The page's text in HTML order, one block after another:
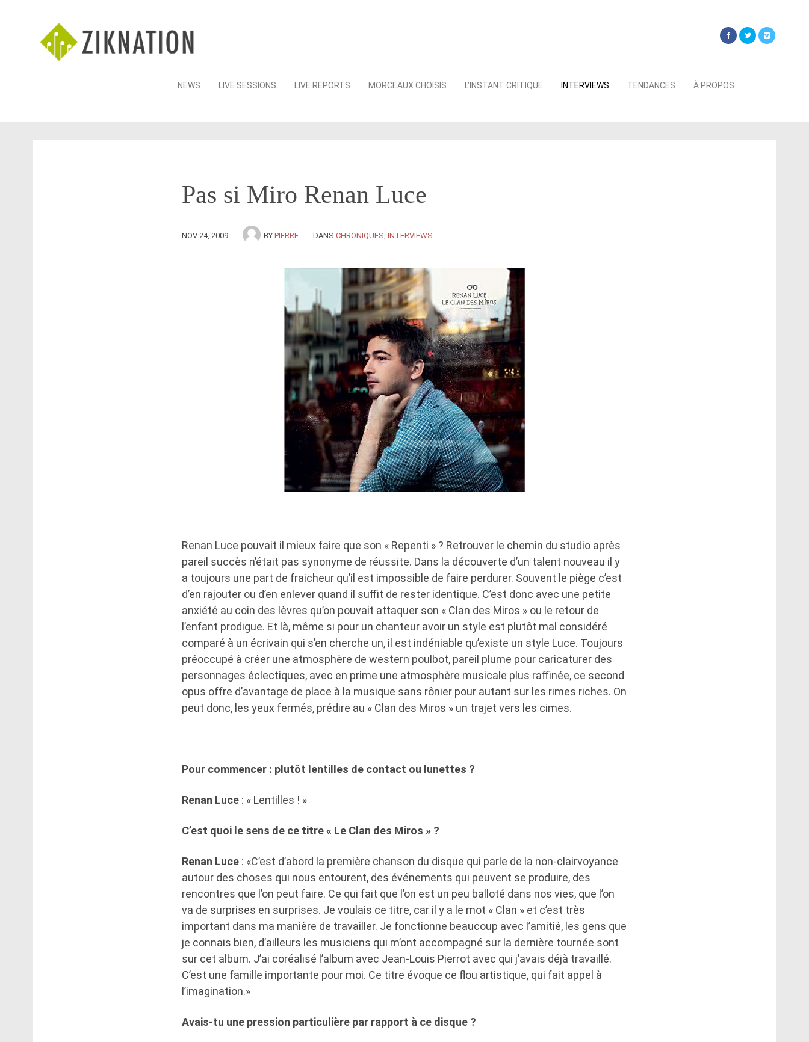
Skip
NEWS LIVE SESSIONS LIVE REPORTS MORCEAUX CHOISIS L’INSTANT CRITIQUE INTERVIEWS TENDANCES À PROPOS
Pas si Miro Renan Luce
NOV 24, 2009 BY PIERRE DANS CHRONIQUES INTERVIEWS
Renan Luce pouvait il mieux faire que son « Repenti » ? Retrouver le chemin du studio après
pareil succès n’était pas synonyme de réussite. Dans la découverte d’un talent nouveau il y
a toujours une part de fraicheur qu’il est impossible de faire perdurer. Souvent le piège c’est
d’en rajouter ou d’en enlever quand il suffit de rester identique. C’est donc avec une petite
anxiété au coin des lèvres qu’on pouvait attaquer son « Clan des Miros » ou le retour de
l’enfant prodigue. Et là, même si pour un chanteur avoir un style est plutôt mal considéré
comparé à un écrivain qui s’en cherche un, il est indéniable qu’existe un style Luce. Toujours
préoccupé à créer une atmosphère de western poulbot, pareil plume pour caricaturer des
personnages éclectiques, avec en prime une atmosphère musicale plus raffinée, ce second
opus offre d’avantage de place à la musique sans rônier pour autant sur les rimes riches. On
peut donc, les yeux fermés, prédire au « Clan des Miros » un trajet vers les cimes.
Pour commencer : plutôt lentilles de contact ou lunettes ?
Renan Luce : « Lentilles ! »
C’est quoi le sens de ce titre « Le Clan des Miros » ?
Renan Luce : «C’est d’abord la première chanson du disque qui parle de la non-clairvoyance
autour des choses qui nous entourent, des événements qui peuvent se produire, des
rencontres que l’on peut faire. Ce qui fait que l’on est un peu balloté dans nos vies, que l’on
va de surprises en surprises. Je voulais ce titre, car il y a le mot « Clan » et c’est très
important dans ma manière de travailler. Je fonctionne beaucoup avec l’amitié, les gens que
je connais bien, d’ailleurs les musiciens qui m’ont accompagné sur la dernière tournée sont
sur cet album. J’ai coréalisé l’album avec Jean-Louis Pierrot avec qui j’avais déjà travaillé.
C’est une famille importante pour moi. Ce titre évoque ce flou artistique, qui fait appel à
l’imagination.»
Avais-tu une pression particulière par rapport à ce disque ?